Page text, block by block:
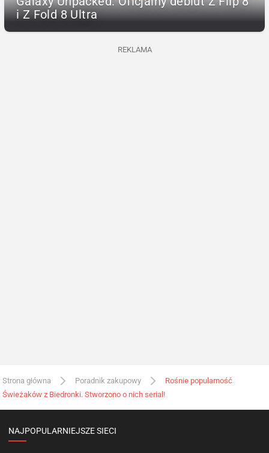
i Z Fold 8 Ultra
REKLAMA
Strona główna Poradnik zakupowy
Rośnie popularność
Świeżaków z Biedronki. Stworzono o nich serial!
NAJPOPULARNIEJSZE SIECI